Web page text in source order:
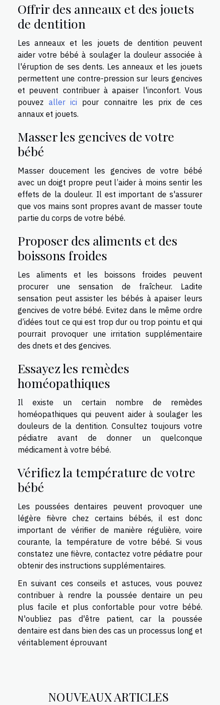
Offrir des anneaux et des jouets
de dentition
Les anneaux et les jouets de dentition peuvent
aider votre bébé à soulager la douleur associée à
l'éruption de ses dents. Les anneaux et les jouets
permettent une contre-pression sur leurs gencives
et peuvent contribuer à apaiser l'inconfort. Vous
pouvezaller ici pour connaitre les prix de ces
annaux et jouets.
Masser les gencives de votre
bébé
Masser doucement les gencives de votre bébé
avec un doigt propre peut l’aider à moins sentir les
effets de la douleur. Il est important de s'assurer
que vos mains sont propres avant de masser toute
partie du corps de votre bébé.
Proposer des aliments et des
boissons froides
Les aliments et les boissons froides peuvent
procurer une sensation de fraîcheur. Ladite
sensation peut assister les bébés à apaiser leurs
gencives de votre bébé. Evitez dans le même ordre
d’idées tout ce qui est trop dur ou trop pointu et qui
pourrait provoquer une irritation supplémentaire
des dnets et des gencives.
Essayez les remèdes
homéopathiques
Il existe un certain nombre de remèdes
homéopathiques qui peuvent aider à soulager les
douleurs de la dentition. Consultez toujours votre
pédiatre avant de donner un quelconque
médicament à votre bébé.
Vérifiez la température de votre
bébé
Les poussées dentaires peuvent provoquer une
légère fièvre chez certains bébés, il est donc
important de vérifier de manière régulière, voire
courante, la température de votre bébé. Si vous
constatez une fièvre, contactez votre pédiatre pour
obtenir des instructions supplémentaires.
En suivant ces conseils et astuces, vous pouvez
contribuer à rendre la poussée dentaire un peu
plus facile et plus confortable pour votre bébé.
N'oubliez pas d'être patient, car la poussée
dentaire est dans bien des cas un processus long et
véritablement éprouvant
NOUVEAUX ARTICLES